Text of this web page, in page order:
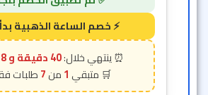
40 دقيقة و 6 ثانية
1
7